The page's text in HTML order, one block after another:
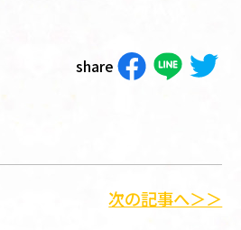
share
次の記事へ＞＞